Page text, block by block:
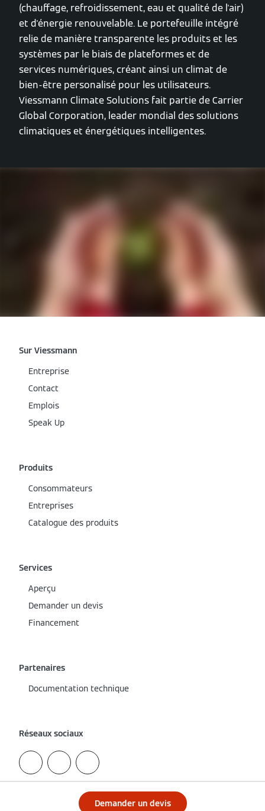
Demander un devis
(chauffage, refroidissement, eau et qualité de l'air)
et d'énergie renouvelable. Le portefeuille intégré
relie de manière transparente les produits et les
systèmes par le biais de plateformes et de
services numériques, créant ainsi un climat de
bien-être personalisé pour les utilisateurs.
Viessmann Climate Solutions fait partie de Carrier
Global Corporation, leader mondial des solutions
climatiques et énergétiques intelligentes.
Sur Viessmann
Entreprise
Contact
Emplois
Speak Up
Produits
Consommateurs
Entreprises
Catalogue des produits
Services
Aperçu
Demander un devis
Financement
Partenaires
Documentation technique
Réseaux sociaux
Obtenir un devis d'un installateur local